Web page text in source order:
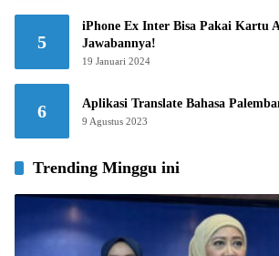
5
iPhone Ex Inter Bisa Pakai Kartu
Jawabannya!
19 Januari 2024
6 Aplikasi Translate Bahasa
9 Agustus 2023
Trending Minggu ini